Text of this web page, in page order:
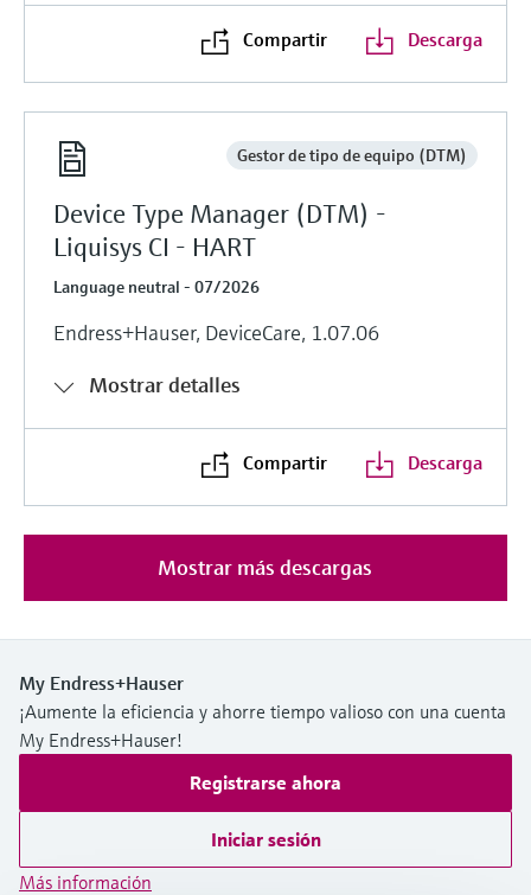
Compartir Descarga
Gestor de tipo de equipo (DTM)
Device Type Manager (DTM) -
Liquisys CI - HART
Language neutral - 07/2026
Endress+Hauser, DeviceCare, 1.07.06
Mostrar detalles
Compartir Descarga
Mostrar más descargas
My Endress+Hauser
¡Aumente la eficiencia y ahorre tiempo valioso con una cuenta
My Endress+Hauser!
Registrarse ahora
Iniciar sesión
Más información